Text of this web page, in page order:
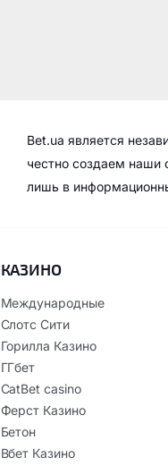
Bet.ua является
честно создаем наши
лишь в
КАЗИНО
Международные
Слотс Сити
Горилла Казино
ГГбет
CatBet casino
Ферст Казино
Бетон
Вбет Казино